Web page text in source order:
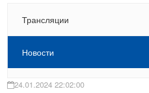
Трансляции
Новости
24.01.2024 22:02:00